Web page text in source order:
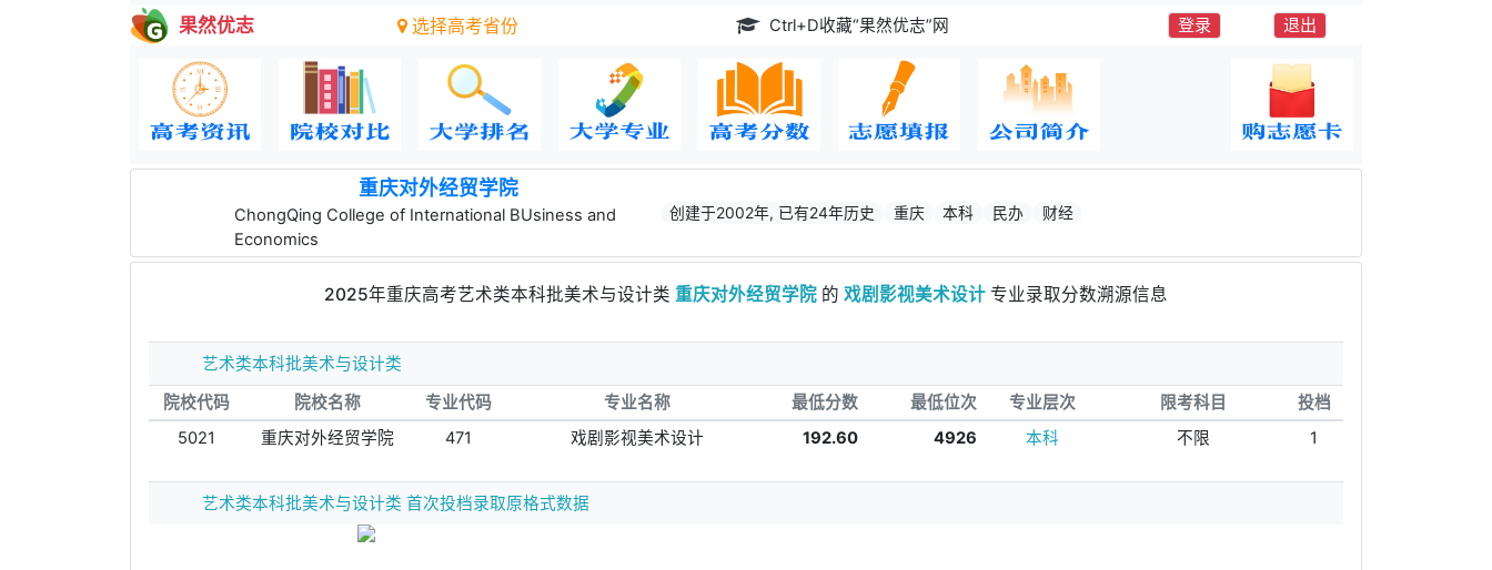
果然优志 选择高考省份 Ctrl+D收藏“果然优志”网 登录 退出
重庆对外经贸学院
ChongQing College of International BUsiness and
Economics
创建于2002年, 已有24年历史 重庆 本科 民办 财经
2025年重庆高考艺术类本科批美术与设计类 重庆对外经贸学院 的 戏剧影视美术设计 专业录取分数溯源信息
艺术类本科批美术与设计类
院校代码
院校名称 专业代码 专业名称 最低分数 最低位次 专业层次 限考科目
投档
5021
重庆对外经贸学院 471 戏剧影视美术设计 192.60 4926 本科 不限 1
艺术类本科批美术与设计类 首次投档录取原格式数据